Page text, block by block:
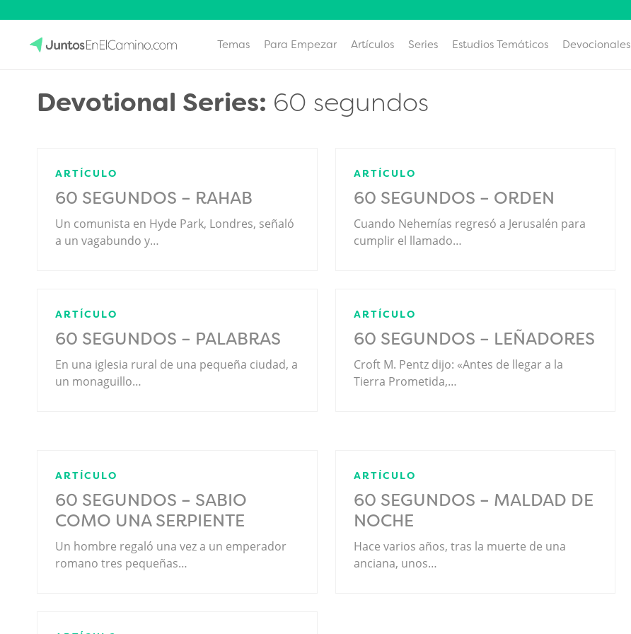
content
JuntosEnElCamino.com
Temas Para Empezar Artículos Series Estudios Temáticos Devocionales
Devotional Series: 60 segundos
ARTÍCULO
60 SEGUNDOS – RAHAB
Un comunista en Hyde Park, Londres, señaló
a un vagabundo y…
ARTÍCULO
60 SEGUNDOS – ORDEN
Cuando Nehemías regresó a Jerusalén para
cumplir el llamado…
ARTÍCULO
60 SEGUNDOS – PALABRAS
En una iglesia rural de una pequeña ciudad, a
un monaguillo…
ARTÍCULO
60 SEGUNDOS – LEÑADORES
Croft M. Pentz dijo: «Antes de llegar a la
Tierra Prometida,…
ARTÍCULO
60 SEGUNDOS – SABIO
COMO UNA SERPIENTE
Un hombre regaló una vez a un emperador
romano tres pequeñas…
ARTÍCULO
60 SEGUNDOS – MALDAD DE
NOCHE
Hace varios años, tras la muerte de una
anciana, unos…